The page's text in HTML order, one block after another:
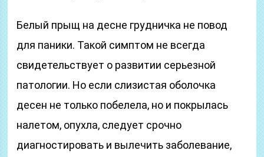
Белый прыщ на десне грудничка не повод
для паники. Такой симптом не всегда
свидетельствует о развитии серьезной
патологии. Но если слизистая оболочка
десен не только побелела, но и покрылась
налетом, опухла, следует срочно
диагностировать и вылечить заболевание,